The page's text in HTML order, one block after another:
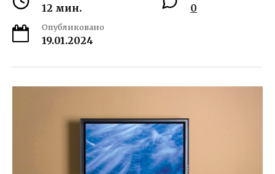
12 мин. 0
Опубликовано
19.01.2024